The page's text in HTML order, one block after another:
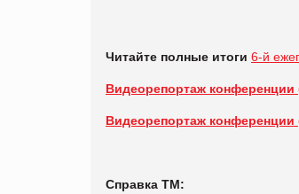
Читайте полные итоги 6-й
Видеорепортаж
Видеорепортаж конференции
Справка ТМ: